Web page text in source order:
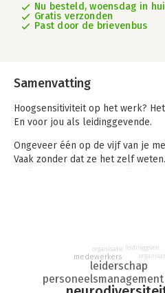
Nu besteld, woensdag in
Gratis verzonden
Past door de brievenbus
Samenvatting
Hoogsensitiviteit op het werk?
En voor jou als leidinggevende.
Ongeveer één op de vijf van je
Vaak zonder dat ze het zelf
tot bloei te brengen. Na haar
, geschreven voor HSP's
manager of HR-professional
personeelsmanagement
leiderschap
medewerkers
organisatie leidinggeven